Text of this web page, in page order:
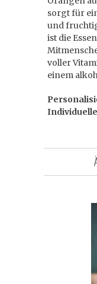
sorgt für
und
ist die
voller
einem